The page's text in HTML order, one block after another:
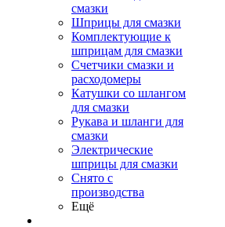
смазки
Шприцы для смазки
Комплектующие к
шприцам для смазки
Счетчики смазки и
расходомеры
Катушки со шлангом
для смазки
Рукава и шланги для
смазки
Электрические
шприцы для смазки
Снято с
производства
Ещё